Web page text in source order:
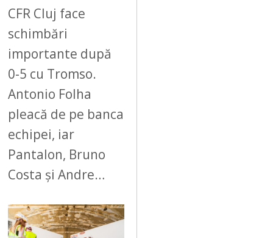
CFR Cluj face
schimbări
importante după
0-5 cu Tromso.
Antonio Folha
pleacă de pe banca
echipei, iar
Pantalon, Bruno
Costa și Andre…